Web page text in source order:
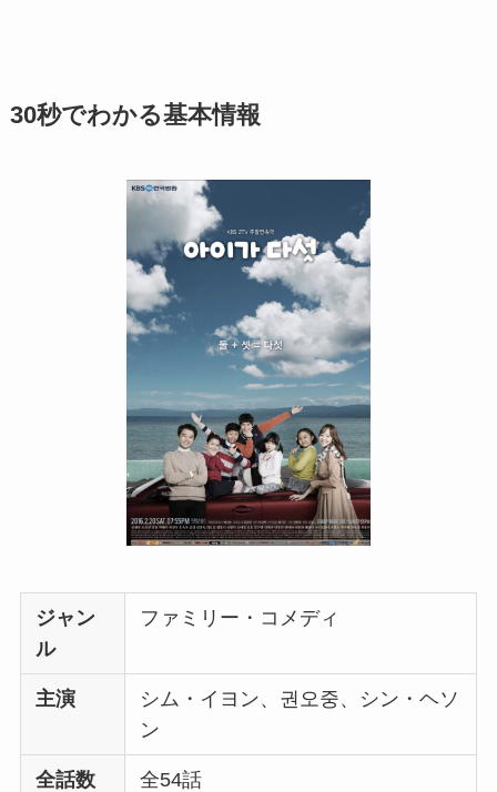
30秒でわかる基本情報
ジャン
ル
ファミリー・コメディ
主演
シム・イヨン、권오중、シン・ヘソ
ン
全話数 全54話